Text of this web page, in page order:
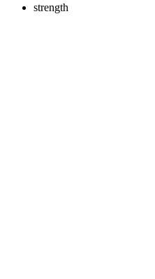
strength